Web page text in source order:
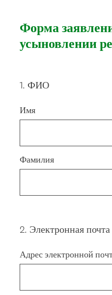
Форма
усыновлении
Question
1. ФИО
Имя
Фамилия
Question
2. Электронная почта
Адрес электронной